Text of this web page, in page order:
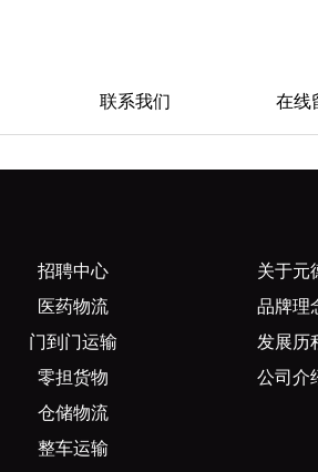
联系我们 在线
招聘中心
医药物流
门到门运输
零担货物
仓储物流
整车运输
关于元
品牌理
发展历
公司介